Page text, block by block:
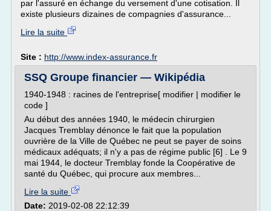
par l'assuré en échange du versement d'une cotisation. Il
existe plusieurs dizaines de compagnies d'assurance...
Lire la suite
Site : http://www.index-assurance.fr
SSQ Groupe financier — Wikipédia
1940-1948 : racines de l'entreprise[ modifier | modifier le
code ]
Au début des années 1940, le médecin chirurgien
Jacques Tremblay dénonce le fait que la population
ouvrière de la Ville de Québec ne peut se payer de soins
médicaux adéquats; il n'y a pas de régime public [6] . Le 9
mai 1944, le docteur Tremblay fonde la Coopérative de
santé du Québec, qui procure aux membres...
Lire la suite
Date: 2019-02-08 22:12:39